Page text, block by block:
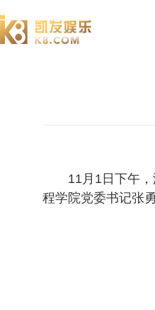
11月1日下午
程学院党委书记张